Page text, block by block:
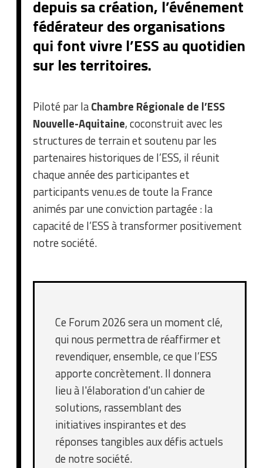
depuis sa création, l’événement
fédérateur des organisations
qui font vivre l’ESS au quotidien
sur les territoires.
Piloté par laChambre Régionale de l’ESS
Nouvelle-Aquitaine, coconstruit avec les
structures de terrain et soutenu par les
partenaires historiques de l’ESS, il réunit
chaque année des participantes et
participants venu.es de toute la France
animés par une conviction partagée : la
capacité de l’ESS à transformer positivement
notre société.
Ce Forum 2026 sera un moment clé,
qui nous permettra de réaffirmer et
revendiquer, ensemble, ce que l’ESS
apporte concrètement. Il donnera
lieu à l'élaboration d'un cahier de
solutions, rassemblant des
initiatives inspirantes et des
réponses tangibles aux défis actuels
de notre société.